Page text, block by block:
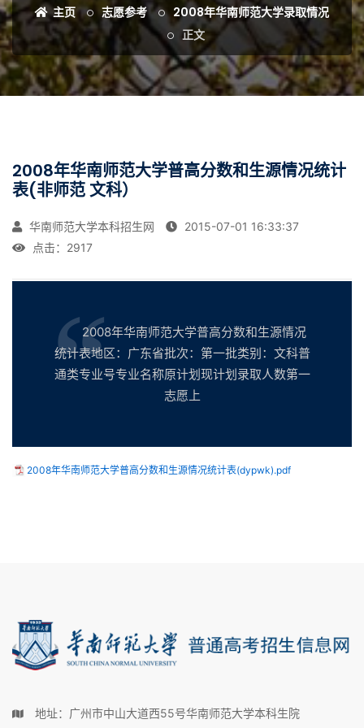
主页 志愿参考
2008年华南师范大学录取情况
正文
2008年华南师范大学普高分数和生源情况统计
表(非师范 文科）
华南师范大学本科招生网
2015-07-01 16:33:37
点击： 2917
2008年华南师范大学普高分数和生源情况
统计表地区：广东省批次：第一批类别：文科普
通类专业号专业名称原计划现计划录取人数第一
志愿上
2008年华南师范大学普高分数和生源情况统计表(dypwk).pdf
地址：广州市中山大道西55号华南师范大学本科生院